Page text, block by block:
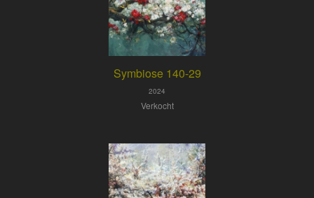
Symbiose 140-29
2024
Verkocht